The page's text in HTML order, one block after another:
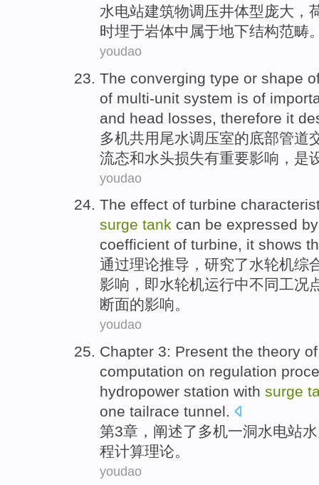
水电站建筑物调压井体型 庞大 ，
时埋于岩体中 属于地下结构范畴
youdao
The converging type or shape
of multi-unit system is of
and head losses , therefore it
多机共用尾水调压室的底部管道
流态和水头损失有重要影响 ，是
youdao
The effect of turbine
surge tank can be expressed by
coefficient of turbine, it shows
通过理论推导， 研究了水轮机综
影响 ，即水轮机运行中不同工况
断面的影响。
youdao
Chapter 3: Present the theory
computation on regulation
hydropower station with surge
one tailrace tunnel.
第3章 ，阐述了 多机一洞水电站
程计算理论。
youdao